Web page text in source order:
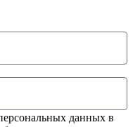
данных в